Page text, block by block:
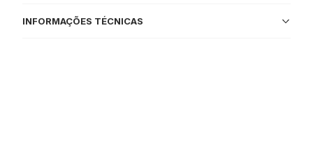
INFORMAÇÕES TÉCNICAS